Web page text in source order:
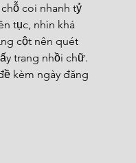
coi nhanh tỷ
tục, nhìn khá
cột nên quét
trang nhồi chữ.
kèm ngày đăng